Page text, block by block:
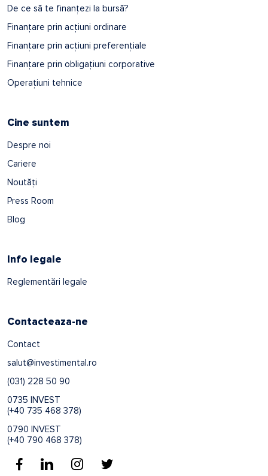
De ce să te finanțezi la bursă?
Finanțare prin acțiuni ordinare
Finanțare prin acțiuni preferențiale
Finanțare prin obligațiuni corporative
Operațiuni tehnice
Cine suntem
Despre noi
Cariere
Noutăți
Press Room
Blog
Info legale
Reglementări legale
Contacteaza-ne
Contact
salut@investimental.ro
(031) 228 50 90
0735 INVEST
(+40 735 468 378)
0790 INVEST
(+40 790 468 378)